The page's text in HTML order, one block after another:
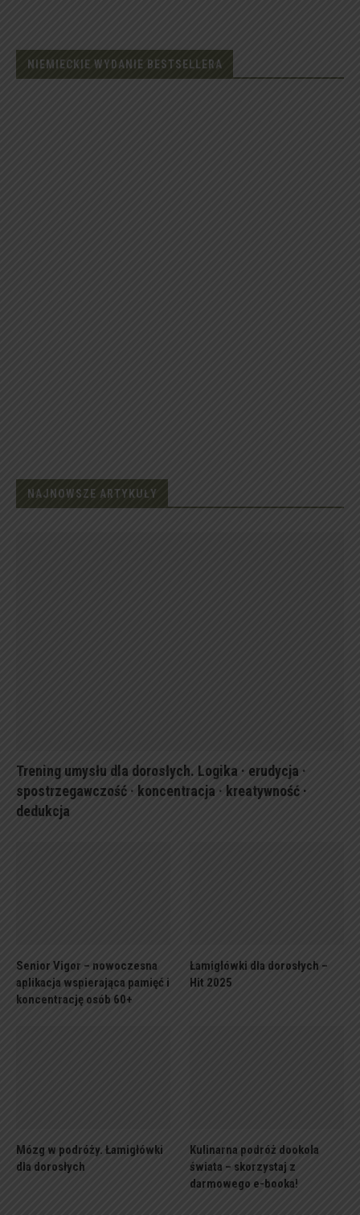
NIEMIECKIE WYDANIE BESTSELLERA
NAJNOWSZE ARTYKUŁY
Trening umysłu dla dorosłych. Logika · erudycja ·
spostrzegawczość · koncentracja · kreatywność ·
dedukcja
Senior Vigor – nowoczesna
aplikacja wspierająca pamięć i
koncentrację osób 60+
Łamigłówki dla dorosłych –
Hit 2025
Mózg w podróży. Łamigłówki
dla dorosłych
Kulinarna podróż dookoła
świata – skorzystaj z
darmowego e-booka!